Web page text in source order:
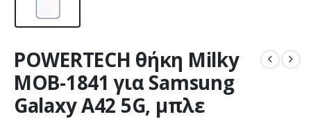
POWERTECH θήκη Milky
MOB-1841 για Samsung
Galaxy A42 5G, μπλε